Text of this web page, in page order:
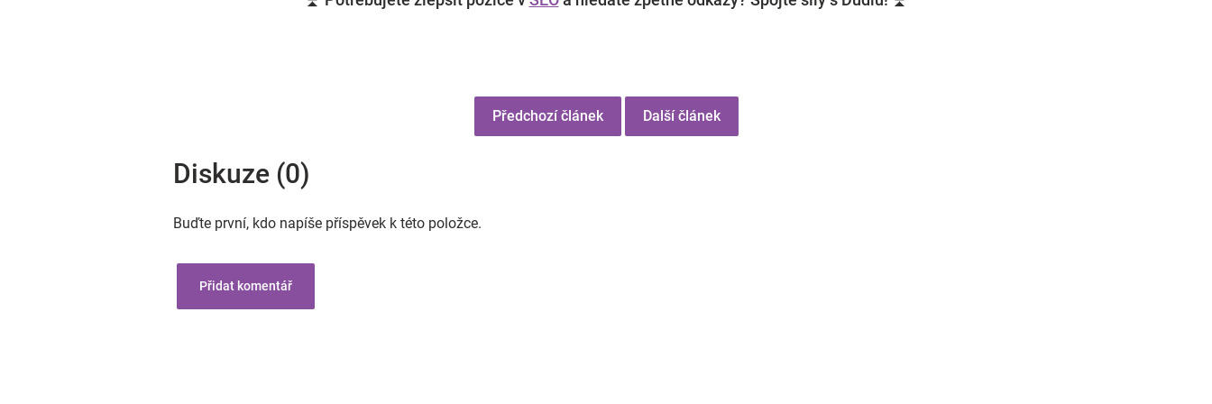
Předchozí článek Další článek
Diskuze (0)
Buďte první, kdo napíše příspěvek k této položce.
Přidat komentář